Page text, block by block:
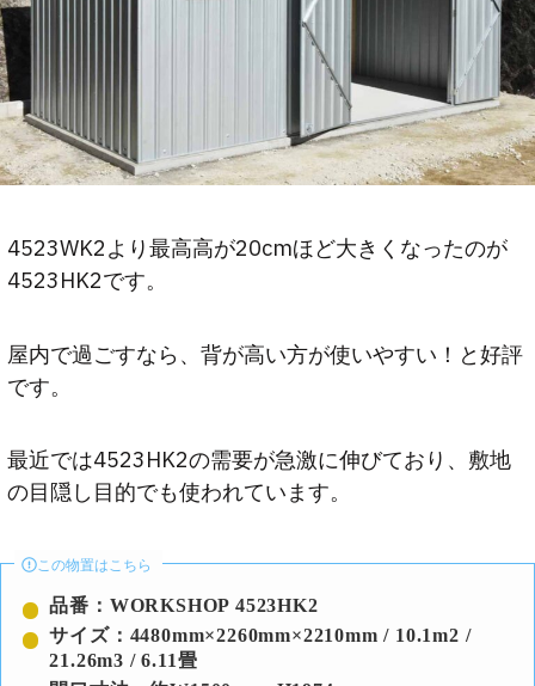
4523WK2より最高高が20cmほど大きくなったのが
4523HK2です。
屋内で過ごすなら、背が高い方が使いやすい！と好評
です。
最近では4523HK2の需要が急激に伸びており、敷地
の目隠し目的でも使われています。
この物置はこちら
品番：WORKSHOP 4523HK2
サイズ：4480mm×2260mm×2210mm / 10.1m2 /
21.26m3 / 6.11畳